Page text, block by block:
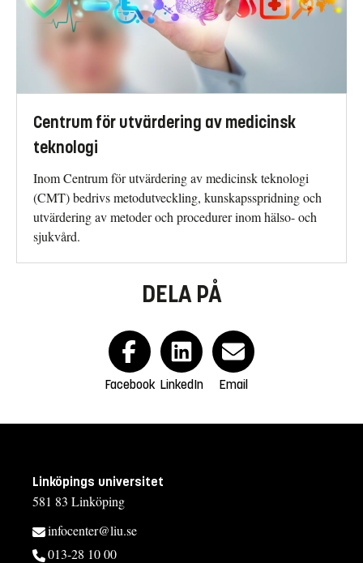
Centrum för utvärdering av medicinsk
teknologi
Inom Centrum för utvärdering av medicinsk teknologi
(CMT) bedrivs metodutveckling, kunskapsspridning och
utvärdering av metoder och procedurer inom hälso- och
sjukvård.
DELA PÅ
Facebook LinkedIn Email
Linköpings universitet
581 83 Linköping
infocenter@liu.se
013-28 10 00